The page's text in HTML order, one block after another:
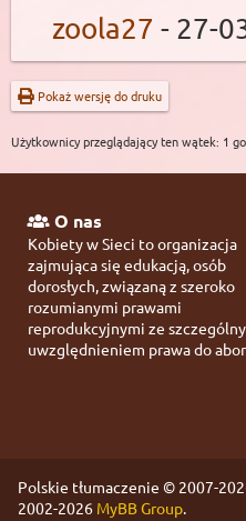
zoola27 - 27-
Pokaż wersję do druku
Użytkownicy przeglądający ten wątek: 1
O nas
Kobiety w Sieci to organizacja
zajmująca się edukacją, osób
dorosłych, związaną z szeroko
rozumianymi prawami
reprodukcyjnymi ze
uwzględnieniem prawa do
Polskie tłumaczenie © 2007-
2002-2026 MyBB Group.